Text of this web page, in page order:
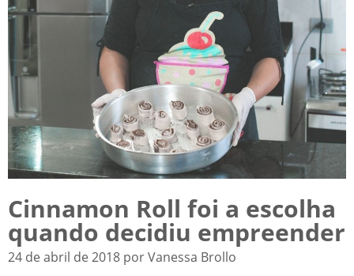
Cinnamon Roll foi a escolha
quando decidiu empreender
24 de abril de 2018 por Vanessa Brollo